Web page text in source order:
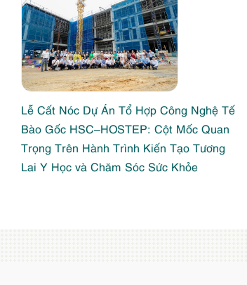
Lễ Cất Nóc Dự Án Tổ Hợp Công Nghệ Tế
Bào Gốc HSC–HOSTEP: Cột Mốc Quan
Trọng Trên Hành Trình Kiến Tạo Tương
Lai Y Học và Chăm Sóc Sức Khỏe